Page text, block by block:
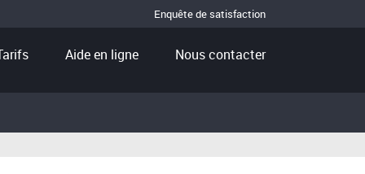
Enquête de satisfaction
Aide en ligne Nous contacter